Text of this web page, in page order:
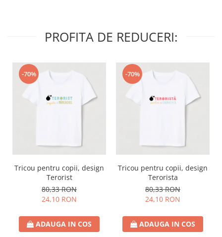
PROFITA DE REDUCERI:
-70%
Tricou pentru copii, design
Terorist
80,33 RON
24,10 RON
ADAUGA IN COS
-70%
Tricou pentru copii, design
Terorista
80,33 RON
24,10 RON
ADAUGA IN COS